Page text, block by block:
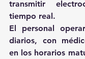
transmitir
tiempo real.
El personal
diarios, con
en los horarios